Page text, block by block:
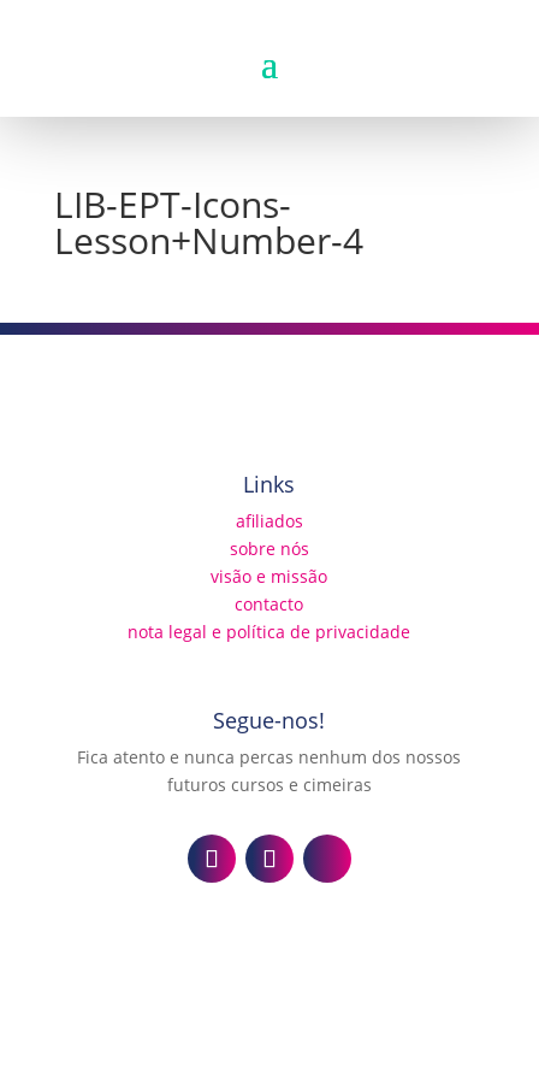
LIB-EPT-Icons-
Lesson+Number-4
Links
afiliados
sobre nós
visão e missão
contacto
nota legal e política de privacidade
Segue-nos!
Fica atento e nunca percas nenhum dos nossos
futuros cursos e cimeiras